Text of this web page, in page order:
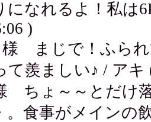
になれるよ！私は
)
まじで！ふら
て羨ましい♪ / アキ
ちょ～～とだけ
。食事がメインの